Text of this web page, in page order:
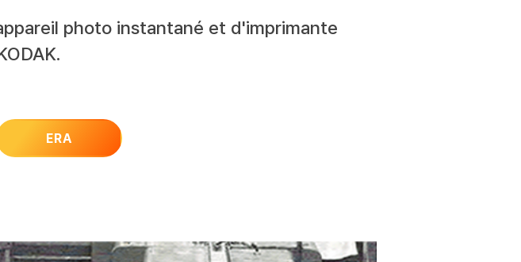
photo instantané et d'imprimante
ERA